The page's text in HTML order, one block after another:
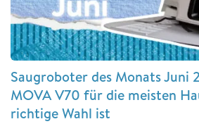
Saugroboter des Monats Juni
MOVA V70 für die meisten
richtige Wahl ist